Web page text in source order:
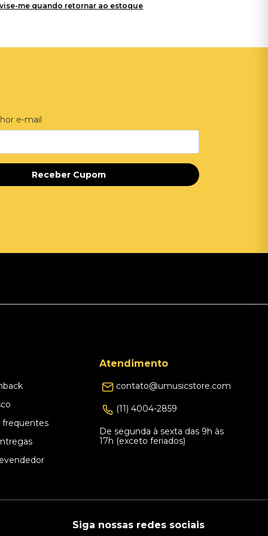
me quando retornar ao estoque
e-mail
Receber Cupom
frequentes
Atendimento
contato@umusicstore.com
(11) 4004-2859
De segunda à sexta das 9h às
17h (exceto feriados)
Siga nossas redes sociais